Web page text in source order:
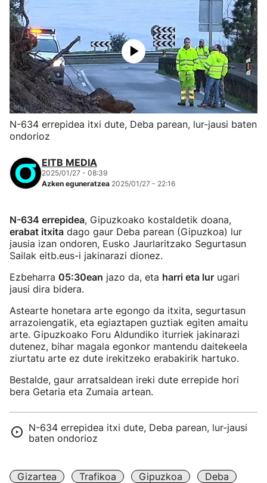
N-634 errepidea itxi dute, Deba parean, lur-jausi baten
ondorioz
EITB MEDIA
2025/01/27 - 08:39
Azken eguneratzea 2025/01/27 - 22:16
N-634 errepidea, Gipuzkoako kostaldetik doana,
erabat itxita dago gaur Deba parean (Gipuzkoa) lur
jausia izan ondoren, Eusko Jaurlaritzako Segurtasun
Sailak eitb.eus-i jakinarazi dionez.
Ezbeharra 05:30ean jazo da, eta harri eta lur ugari
jausi dira bidera.
Astearte honetara arte egongo da itxita, segurtasun
arrazoiengatik, eta egiaztapen guztiak egiten amaitu
arte. Gipuzkoako Foru Aldundiko iturriek jakinarazi
dutenez, bihar magala egonkor mantendu daitekeela
ziurtatu arte ez dute irekitzeko erabakirik hartuko.
Bestalde, gaur arratsaldean ireki dute errepide hori
bera Getaria eta Zumaia artean.
N-634 errepidea itxi dute, Deba parean, lur-jausi
baten ondorioz
Gizartea Trafikoa Gipuzkoa
Deba